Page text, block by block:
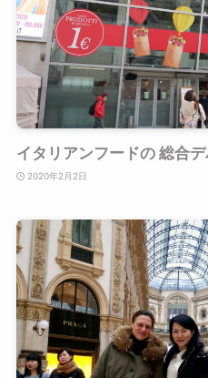
イタリアンフードの 総合デ
2020年2月2日